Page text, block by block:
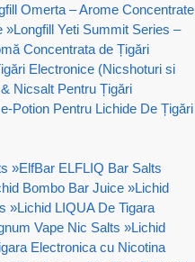
Omerta – Arome Concentrate
»Longfill Yeti Summit Series –
Concentrata de Țigări
Electronice (Nicshoturi si
Nicsalt Pentru Țigări
Potion Pentru Lichide De Țigări
»ElfBar ELFLIQ Bar Salts
Bombo Bar Juice »Lichid
»Lichid LIQUA De Tigara
Vape Nic Salts »Lichid
Electronica cu Nicotina